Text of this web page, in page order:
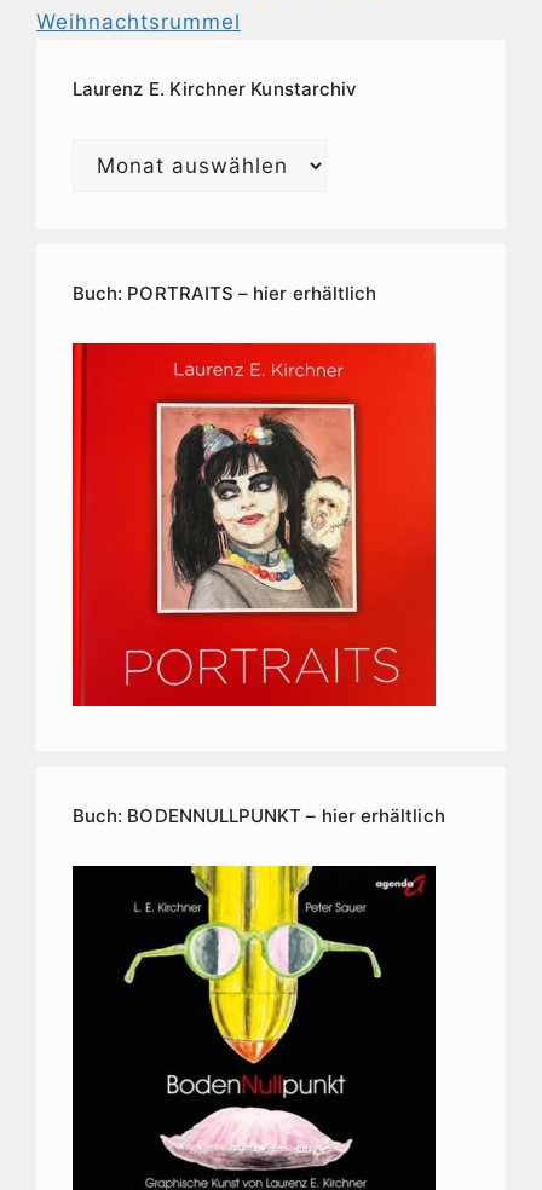
Weihnachtsrummel
Laurenz E. Kirchner Kunstarchiv
Laurenz
Buch: PORTRAITS – hier erhältlich
Buch: BODENNULLPUNKT – hier erhältlich